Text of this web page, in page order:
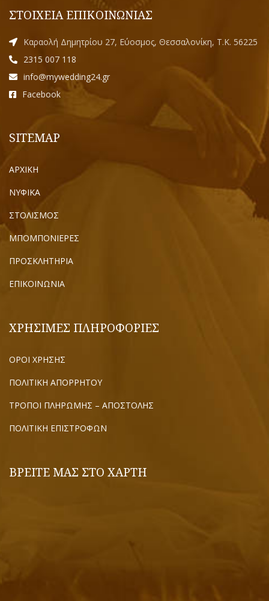
ΣΤΟΙΧΕΙΑ ΕΠΙΚΟΙΝΩΝΙΑΣ
Καραολή Δημητρίου 27, Εύοσμος, Θεσσαλονίκη, Τ.Κ. 56225
2315 007 118
info@mywedding24.gr
Facebook
SITEMAP
ΑΡΧΙΚΗ
ΝΥΦΙΚΑ
ΣΤΟΛΙΣΜΟΣ
ΜΠΟΜΠΟΝΙΕΡΕΣ
ΠΡΟΣΚΛΗΤΗΡΙΑ
ΕΠΙΚΟΙΝΩΝΙΑ
ΧΡΗΣΙΜΕΣ ΠΛΗΡΟΦΟΡΙΕΣ
ΟΡΟΙ ΧΡΗΣΗΣ
ΠΟΛΙΤΙΚΗ ΑΠΟΡΡΗΤΟΥ
ΤΡΟΠΟΙ ΠΛΗΡΩΜΗΣ – ΑΠΟΣΤΟΛΗΣ
ΠΟΛΙΤΙΚΗ ΕΠΙΣΤΡΟΦΩΝ
ΒΡΕΙΤΕ ΜΑΣ ΣΤΟ ΧΑΡΤΗ